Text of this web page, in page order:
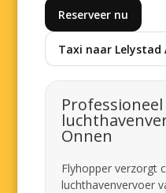
Reserveer nu
Taxi naar Lelystad
Professioneel
Onnen
Flyhopper verzorgt
luchthavenvervoer